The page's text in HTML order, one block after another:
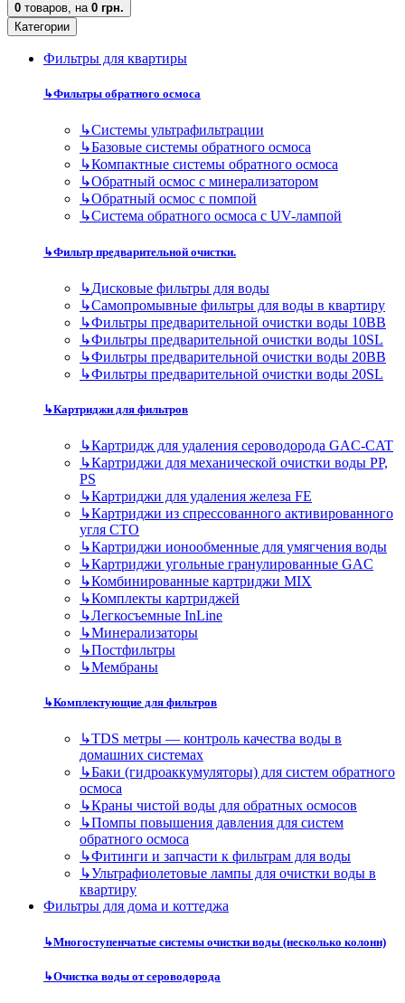
0 товаров, на 0 грн.
Категории
Фильтры для квартиры
↳Фильтры обратного осмоса
↳Cистемы ультрафильтрации
↳Базовые системы обратного осмоса
↳Компактные системы обратного осмоса
↳Обратный осмос с минерализатором
↳Обратный осмос с помпой
↳Система обратного осмоса с UV-лампой
↳Фильтр предварительной очистки.
↳Дисковые фильтры для воды
↳Самопромывные фильтры для воды в квартиру
↳Фильтры предварительной очистки воды 10BB
↳Фильтры предварительной очистки воды 10SL
↳Фильтры предварительной очистки воды 20BB
↳Фильтры предварительной очистки воды 20SL
↳Картриджи для фильтров
↳Картридж для удаления сероводорода GAC-CAT
↳Картриджи для механической очистки воды PP,
PS
↳Картриджи для удаления железа FE
↳Картриджи из спрессованного активированного
угля CTO
↳Картриджи ионообменные для умягчения воды
↳Картриджи угольные гранулированные GAC
↳Комбинированные картриджи MIX
↳Комплекты картриджей
↳Легкосъемные InLine
↳Минерализаторы
↳Постфильтры
↳Мембраны
↳Комплектующие для фильтров
↳TDS метры — контроль качества воды в
домашних системах
↳Баки (гидроаккумуляторы) для систем обратного
осмоса
↳Краны чистой воды для обратных осмосов
↳Помпы повышения давления для систем
обратного осмоса
↳Фитинги и запчасти к фильтрам для воды
↳Ультрафиолетовые лампы для очистки воды в
квартиру
Фильтры для дома и коттеджа
↳Многоступенчатые системы очистки воды (несколько колонн)
↳Очистка воды от сероводорода